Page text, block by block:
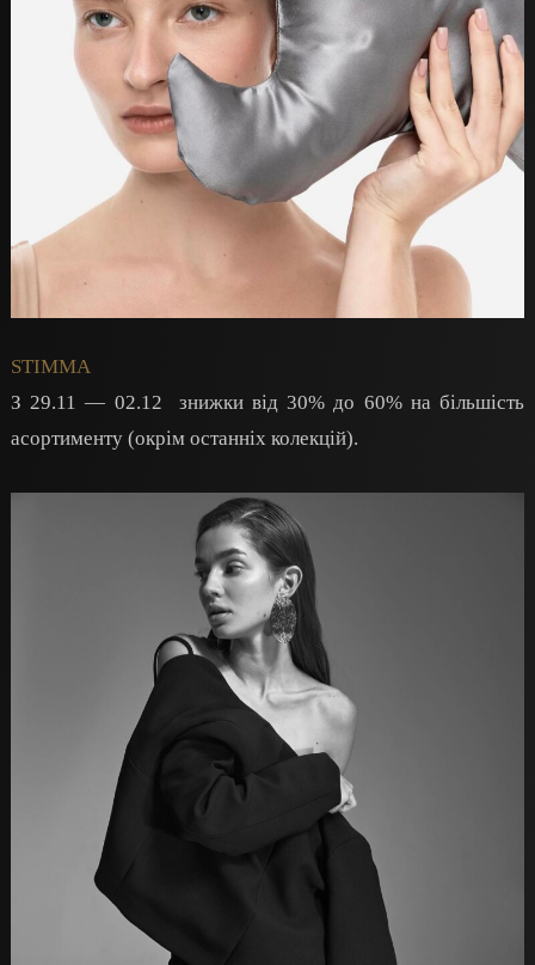
STIMMA
З 29.11 — 02.12 знижки від 30% до 60% на більшість
асортименту (окрім останніх колекцій).